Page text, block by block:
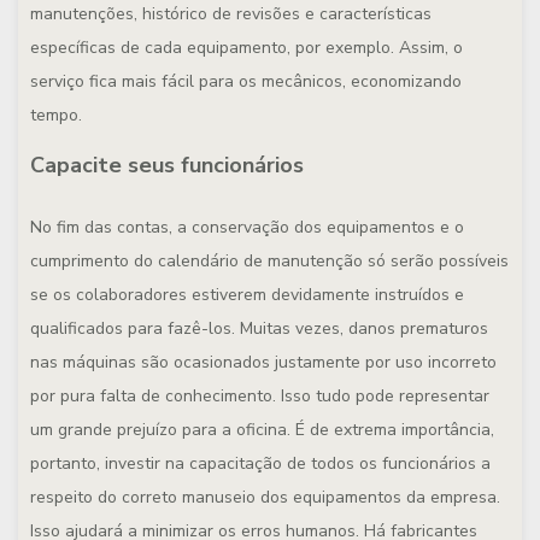
manutenções, histórico de revisões e características
específicas de cada equipamento, por exemplo. Assim, o
serviço fica mais fácil para os mecânicos, economizando
tempo.
Capacite seus funcionários
No fim das contas, a conservação dos equipamentos e o
cumprimento do calendário de manutenção só serão possíveis
se os colaboradores estiverem devidamente instruídos e
qualificados para fazê-los. Muitas vezes, danos prematuros
nas máquinas são ocasionados justamente por uso incorreto
por pura falta de conhecimento. Isso tudo pode representar
um grande prejuízo para a oficina. É de extrema importância,
portanto, investir na capacitação de todos os funcionários a
respeito do correto manuseio dos equipamentos da empresa.
Isso ajudará a minimizar os erros humanos. Há fabricantes